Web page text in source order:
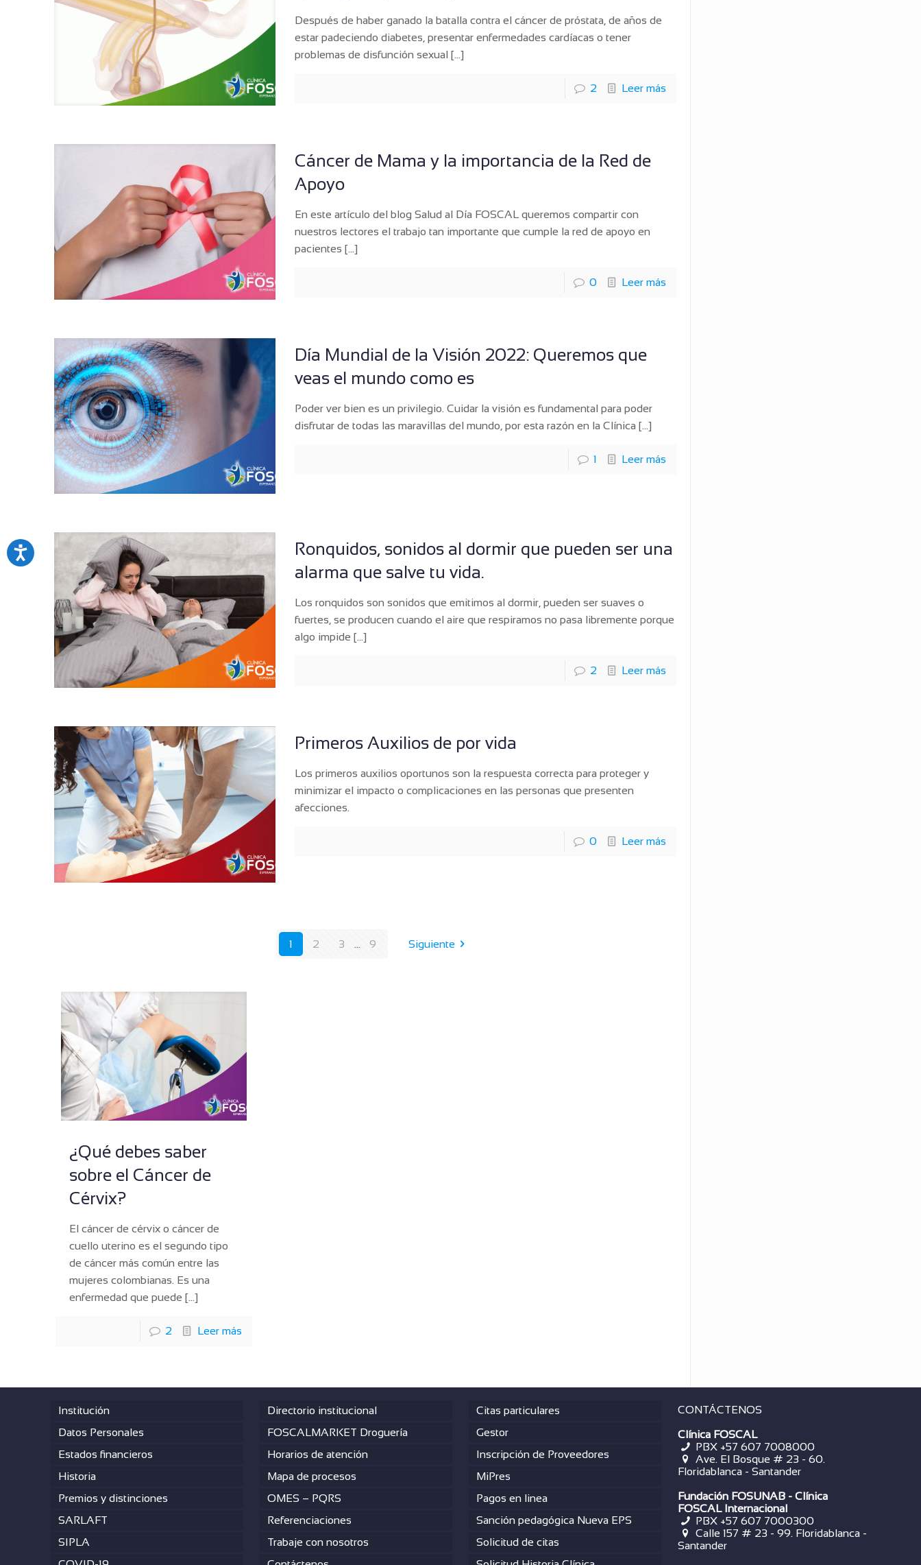
Después de haber ganado la batalla contra el cáncer de próstata, de años de
estar padeciendo diabetes, presentar enfermedades cardíacas o tener
problemas de disfunción sexual […]
2 Leer más
Cáncer de Mama y la importancia de la Red de
Apoyo
En este artículo del blog Salud al Día FOSCAL queremos compartir con
nuestros lectores el trabajo tan importante que cumple la red de apoyo en
pacientes […]
0 Leer más
Día Mundial de la Visión 2022: Queremos que
veas el mundo como es
Poder ver bien es un privilegio. Cuidar la visión es fundamental para poder
disfrutar de todas las maravillas del mundo, por esta razón en la Clínica […]
1 Leer más
Ronquidos, sonidos al dormir que pueden ser una
alarma que salve tu vida.
Los ronquidos son sonidos que emitimos al dormir, pueden ser suaves o
fuertes, se producen cuando el aire que respiramos no pasa libremente porque
algo impide […]
2 Leer más
Primeros Auxilios de por vida
Los primeros auxilios oportunos son la respuesta correcta para proteger y
minimizar el impacto o complicaciones en las personas que presenten
afecciones.
0 Leer más
1 2 3 ... 9 Siguiente
¿Qué debes saber
sobre el Cáncer de
Cérvix?
El cáncer de cérvix o cáncer de
cuello uterino es el segundo tipo
de cáncer más común entre las
mujeres colombianas. Es una
enfermedad que puede […]
2 Leer más
Institución
Datos Personales
Estados financieros
Historia
Premios y distinciones
SARLAFT
SIPLA
Directorio institucional
FOSCALMARKET Droguería
Horarios de atención
Mapa de procesos
OMES – PQRS
Referenciaciones
Trabaje con nosotros
Citas particulares
Gestor
Inscripción de Proveedores
MiPres
Pagos en linea
Sanción pedagógica Nueva EPS
Solicitud de citas
CONTÁCTENOS
Clínica FOSCAL
PBX +57 607 7008000
Ave. El Bosque # 23 - 60.
Floridablanca - Santander
Fundación FOSUNAB - Clínica
FOSCAL Internacional
PBX +57 607 7000300
Calle 157 # 23 - 99. Floridablanca -
Santander